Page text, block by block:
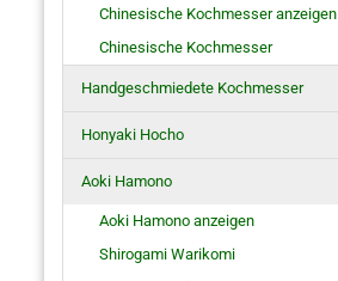
Chinesische Kochmesser anzeigen
Chinesische Kochmesser
Handgeschmiedete Kochmesser
Honyaki Hocho
Aoki Hamono
Aoki Hamono anzeigen
Shirogami Warikomi